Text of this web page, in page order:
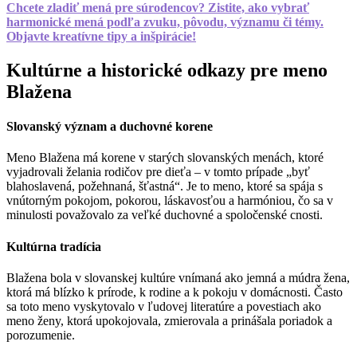
Chcete zladiť mená pre súrodencov? Zistite, ako vybrať
harmonické mená podľa zvuku, pôvodu, významu či témy.
Objavte kreatívne tipy a inšpirácie!
Kultúrne a historické odkazy pre meno
Blažena
Slovanský význam a duchovné korene
Meno Blažena má korene v starých slovanských menách, ktoré
vyjadrovali želania rodičov pre dieťa – v tomto prípade „byť
blahoslavená, požehnaná, šťastná“. Je to meno, ktoré sa spája s
vnútorným pokojom, pokorou, láskavosťou a harmóniou, čo sa v
minulosti považovalo za veľké duchovné a spoločenské cnosti.
Kultúrna tradícia
Blažena bola v slovanskej kultúre vnímaná ako jemná a múdra žena,
ktorá má blízko k prírode, k rodine a k pokoju v domácnosti. Často
sa toto meno vyskytovalo v ľudovej literatúre a povestiach ako
meno ženy, ktorá upokojovala, zmierovala a prinášala poriadok a
porozumenie.